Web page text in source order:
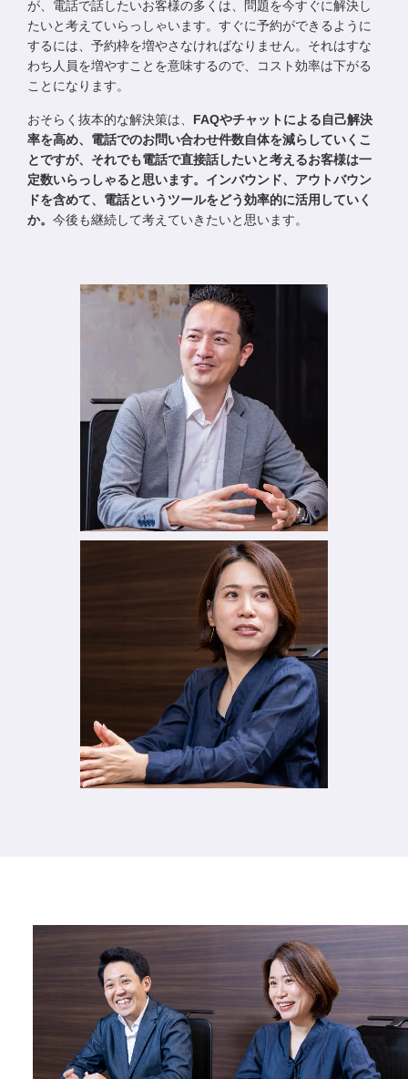
が、電話で話したいお客様の多くは、問題を今すぐに解決し
たいと考えていらっしゃいます。すぐに予約ができるように
するには、予約枠を増やさなければなりません。それはすな
わち人員を増やすことを意味するので、コスト効率は下がる
ことになります。
おそらく抜本的な解決策は、 FAQやチャットによる自己解決
率を高め、電話でのお問い合わせ件数自体を減らしていくこ
とですが、それでも電話で直接話したいと考えるお客様は一
定数いらっしゃると思います。インバウンド、アウトバウン
ドを含めて、電話というツールをどう効率的に活用していく
か。 今後も継続して考えていきたいと思います。